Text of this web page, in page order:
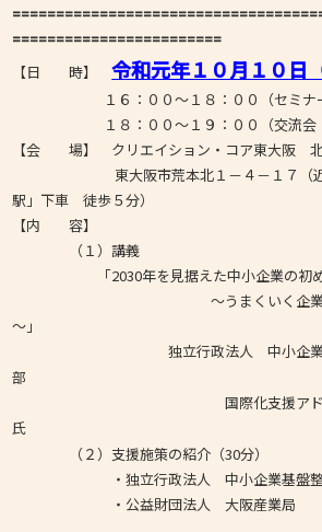
========================
【日 時】令和元年１０月１０日
１６：００～１８：００（セミナー
１８：００～１９：００（交流会：
【会 場】 クリエイション・コア東大阪
東大阪市荒本北１－４－１７（近鉄
駅」下車 徒歩５分）
【内 容】
（１）講義
「2030年を見据えた中小企業の初め
～うまくいく企業は始め
～」
独立行政法人 中小企
部
国際化支援アドバイザ
氏
（２）支援施策の紹介（30分）
・独立行政法人 中小企業基盤整
・公益財団法人 大阪産業局